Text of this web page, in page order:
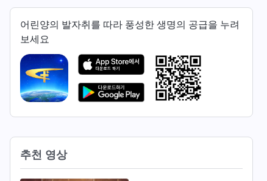
어린양의 발자취를 따라 풍성한 생명의 공급을 누려
보세요
추천 영상